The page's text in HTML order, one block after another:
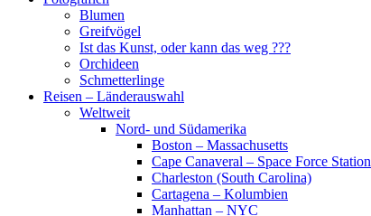
Blumen
Greifvögel
Ist das Kunst, oder kann das weg ???
Orchideen
Schmetterlinge
Reisen – Länderauswahl
Weltweit
Nord- und Südamerika
Boston – Massachusetts
Cape Canaveral – Space Force Station
Charleston (South Carolina)
Cartagena – Kolumbien
Manhattan – NYC